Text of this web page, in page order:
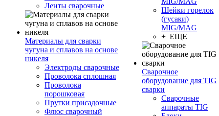
Ленты сварочные
Материалы для сварки
чугуна и сплавов на основе
никеля
Электроды сварочные
Проволока сплошная
Проволока
порошковая
Прутки присадочные
Флюс сварочный
Шейки горелок
(гусаки)
MIG/MAG
+ ЕЩЕ
Сварочное
оборудование для TIG
сварки
Сварочные
аппараты TIG